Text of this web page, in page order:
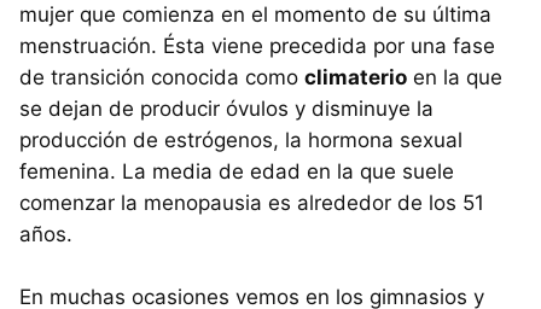
mujer que comienza en el momento de su última
menstruación. Ésta viene precedida por una fase
de transición conocida como climaterio en la que
se dejan de producir óvulos y disminuye la
producción de estrógenos, la hormona sexual
femenina. La media de edad en la que suele
comenzar la menopausia es alrededor de los 51
años.
En muchas ocasiones vemos en los gimnasios y